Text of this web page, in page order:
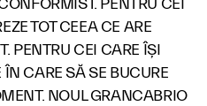
PENTRU CEI
TOT CEEA CE ARE
PENTRU CEI CARE ÎȘI
CARE SĂ SE BUCURE
NOUL GRANCABRIO